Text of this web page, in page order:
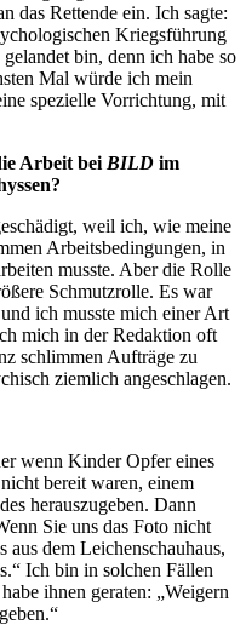
das Rettende ein. Ich sagte:
Kriegsführung
bin, denn ich habe so
Mal würde ich mein
spezielle Vorrichtung, mit
Arbeit bei BILD im
weil ich, wie meine
Arbeitsbedingungen, in
musste. Aber die Rolle
Schmutzrolle. Es war
ich musste mich einer Art
mich in der Redaktion oft
schlimmen Aufträge zu
ziemlich angeschlagen.
wenn Kinder Opfer eines
bereit waren, einem
herauszugeben. Dann
Sie uns das Foto nicht
dem Leichenschauhaus,
Ich bin in solchen Fällen
ihnen geraten: „Weigern